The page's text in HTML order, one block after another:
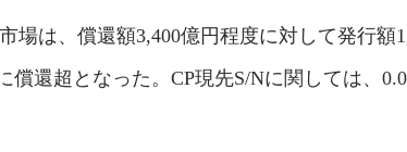
場は、償還額3,400億円程度に対して発行
償還超となった。CP現先S/Nに関しては、